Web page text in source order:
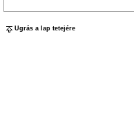
Ugrás a lap tetejére